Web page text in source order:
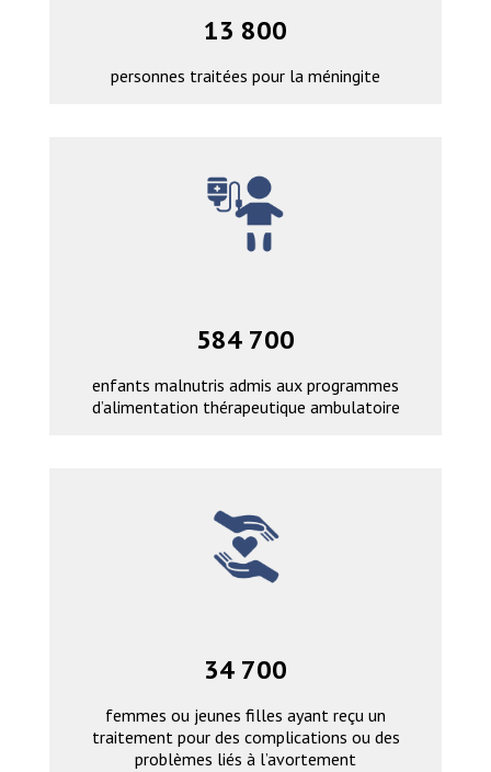
13 800
personnes traitées pour la méningite
584 700
enfants malnutris admis aux programmes
d’alimentation thérapeutique ambulatoire
34 700
femmes ou jeunes filles ayant reçu un
traitement pour des complications ou des
problèmes liés à l’avortement